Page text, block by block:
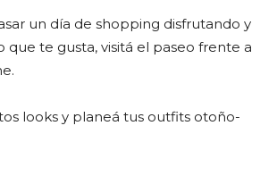
un día de shopping disfrutando y
que te gusta, visitá el paseo frente a
looks y planeá tus outfits otoño-